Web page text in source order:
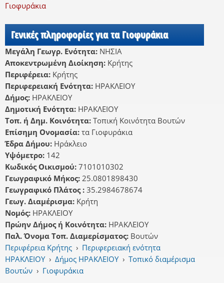
Γιοφυράκια
Γενικές πληροφορίες για τα Γιοφυράκια
Μεγάλη Γεωγρ. Ενότητα: ΝΗΣΙΑ
Αποκεντρωμένη Διοίκηση: Κρήτης
Περιφέρεια: Κρήτης
Περιφερειακή Ενότητα: ΗΡΑΚΛΕΙΟΥ
Δήμος: ΗΡΑΚΛΕΙΟΥ
Δημοτική Ενότητα: ΗΡΑΚΛΕΙΟΥ
Τοπ. ή Δημ. Κοινότητα: Τοπική Κοινότητα Βουτών
Επίσημη Ονομασία: τα Γιοφυράκια
Έδρα Δήμου: Ηράκλειο
Υψόμετρο: 142
Κωδικός Οικισμού: 7101010302
Γεωγραφικό Μήκος: 25.0801898430
Γεωγραφικό Πλάτος : 35.2984678674
Γεωγ. Διαμέρισμα: Κρήτη
Νομός: ΗΡΑΚΛΕΙΟΥ
Πρώην Δήμος ή Κοινότητα: ΗΡΑΚΛΕΙΟΥ
Παλ. Όνομα Τοπ. Διαμερίσματος: Βουτών
Περιφέρεια Κρήτης › Περιφερειακή ενότητα
ΗΡΑΚΛΕΙΟΥ › Δήμος ΗΡΑΚΛΕΙΟΥ › Τοπικό διαμέρισμα
Βουτών › Γιοφυράκια